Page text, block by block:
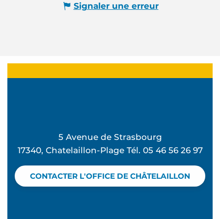
Signaler une erreur
5 Avenue de Strasbourg
17340, Chatelaillon-Plage Tél. 05 46 56 26 97
CONTACTER L'OFFICE DE CHÂTELAILLON